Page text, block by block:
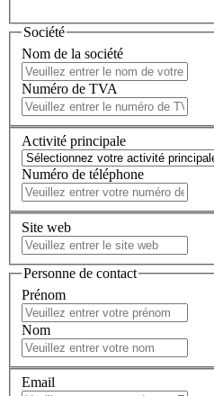
Société
Nom de la société
Numéro de TVA
Activité principale
Numéro de téléphone
Site web
Personne de contact
Prénom
Nom
Email